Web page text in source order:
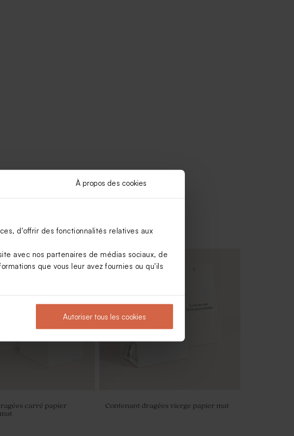
À propos des cookies
d'offrir des fonctionnalités relatives aux
avec nos partenaires de médias sociaux, de
que vous leur avez fournies ou qu'ils
Autoriser tous les cookies
carré papier
Contenant dragées vierge papier mat